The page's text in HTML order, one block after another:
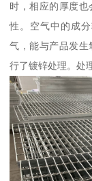
时，相应的厚度
性。空气中的成
气，能与产品发
行了镀锌处理。处